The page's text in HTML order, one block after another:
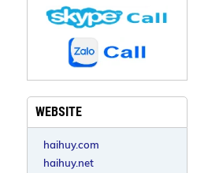
WEBSITE
haihuy.com
haihuy.net